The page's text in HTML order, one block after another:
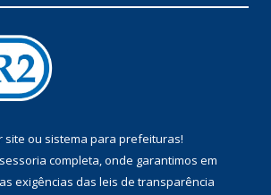
site ou sistema para prefeituras!
completa, onde garantimos em
exigências das leis de transparência